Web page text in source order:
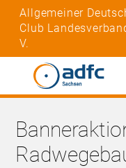
Allgemeiner
Club
V.